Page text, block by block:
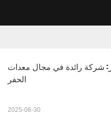
شركة رائدة في مجال معدات
الحفر
2025-06-30